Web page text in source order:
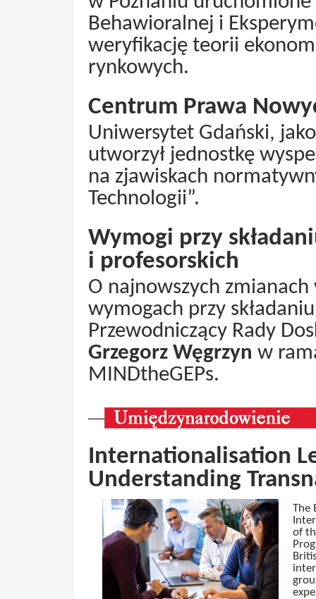
Behawioralnej i
weryfikację teorii
rynkowych.
Centrum Prawa
Uniwersytet Gdański,
utworzył jednostkę
na zjawiskach
Technologii”.
Wymogi przy
i profesorskich
O najnowszych
wymogach przy
Przewodniczący Rady
Grzegorz Węgrzyn w
MINDtheGEPs.
Internationalisation
Understanding
The
of